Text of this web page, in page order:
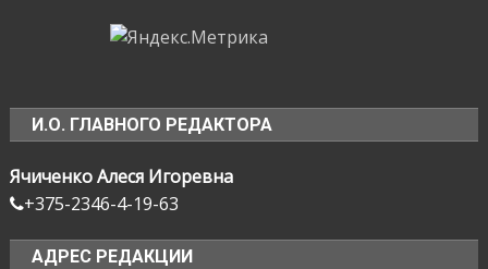
И.О. ГЛАВНОГО РЕДАКТОРА
Ячиченко Алеся Игоревна
+375-2346-4-19-63
АДРЕС РЕДАКЦИИ